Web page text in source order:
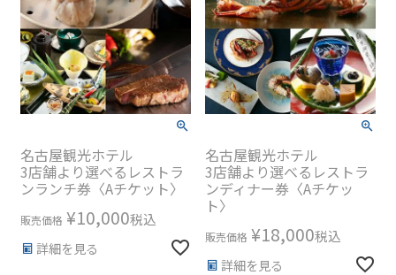
名古屋観光ホテル
3店舗より選べるレストラ
ンランチ券〈Aチケット〉
販売価格 ¥10,000税込
詳細を見る
名古屋観光ホテル
3店舗より選べるレストラ
ンディナー券〈Aチケッ
ト〉
販売価格 ¥18,000税込
詳細を見る